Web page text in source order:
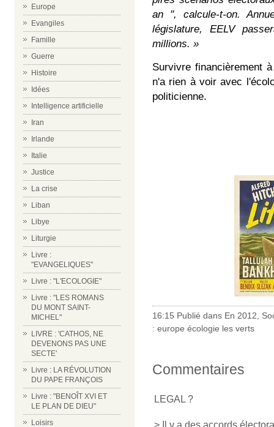
Europe
Evangiles
Famille
Guerre
Histoire
Idées
Intelligence artificielle
Iran
Irlande
Italie
Justice
La crise
Liban
Libye
Liturgie
Livre :
"EVANGELIQUES"
Livre : "L'ECOLOGIE"
Livre : "LES ROMANS
DU MONT SAINT-
MICHEL"
LIVRE : 'CATHOS, NE
DEVENONS PAS UNE
SECTE'
Livre : LA RÉVOLUTION
DU PAPE FRANÇOIS
Livre : "BENOÎT XVI ET
LE PLAN DE DIEU"
Loisirs
an '', calcule-t-on.
législature, EELV
millions. »
Survivre financièrement
n'a rien à voir avec
politicienne.
16:15 Publié dans En 2012
: europe écologie les verts
Commentaires
LEGAL ?